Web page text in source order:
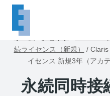
ホーム
続ライセンス（新規）
/
イセンス 新規3年（アカ
永続同時接